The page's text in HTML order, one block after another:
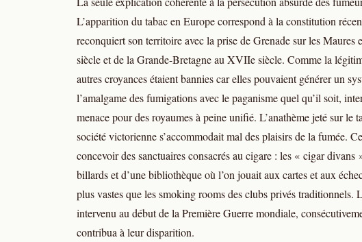
L’apparition du tabac en Europe correspond à la constitution
reconquiert son territoire avec la prise de Grenade sur les
siècle et de la Grande-Bretagne au XVIIe siècle. Comme la
autres croyances étaient bannies car elles pouvaient générer un
l’amalgame des fumigations avec le paganisme quel qu’il soit,
menace pour des royaumes à peine unifié. L’anathème jeté sur
société victorienne s’accommodait mal des plaisirs de la fumée.
concevoir des sanctuaires consacrés au cigare : les « cigar
billards et d’une bibliothèque où l’on jouait aux cartes et aux
plus vastes que les smoking rooms des clubs privés traditionnels.
intervenu au début de la Première Guerre mondiale,
contribua à leur disparition.